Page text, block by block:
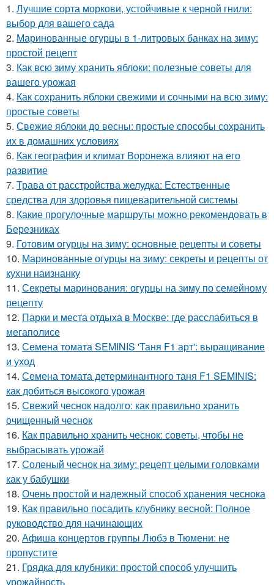
1. Лучшие сорта моркови, устойчивые к черной гнили:
выбор для вашего сада
2. Маринованные огурцы в 1-литровых банках на зиму:
простой рецепт
3. Как всю зиму хранить яблоки: полезные советы для
вашего урожая
4. Как сохранить яблоки свежими и сочными на всю зиму:
простые советы
5. Свежие яблоки до весны: простые способы сохранить
их в домашних условиях
6. Как география и климат Воронежа влияют на его
развитие
7. Трава от расстройства желудка: Естественные
средства для здоровья пищеварительной системы
8. Какие прогулочные маршруты можно рекомендовать в
Березниках
9. Готовим огурцы на зиму: основные рецепты и советы
10. Маринованные огурцы на зиму: секреты и рецепты от
кухни наизнанку
11. Секреты маринования: огурцы на зиму по семейному
рецепту
12. Парки и места отдыха в Москве: где расслабиться в
мегаполисе
13. Семена томата SEMINIS 'Таня F1 арт': выращивание
и уход
14. Семена томата детерминантного таня F1 SEMINIS:
как добиться высокого урожая
15. Свежий чеснок надолго: как правильно хранить
очищенный чеснок
16. Как правильно хранить чеснок: советы, чтобы не
выбрасывать урожай
17. Соленый чеснок на зиму: рецепт целыми головками
как у бабушки
18. Очень простой и надежный способ хранения чеснока
19. Как правильно посадить клубнику весной: Полное
руководство для начинающих
20. Афиша концертов группы Любэ в Тюмени: не
пропустите
21. Грядка для клубники: простой способ улучшить
урожайность